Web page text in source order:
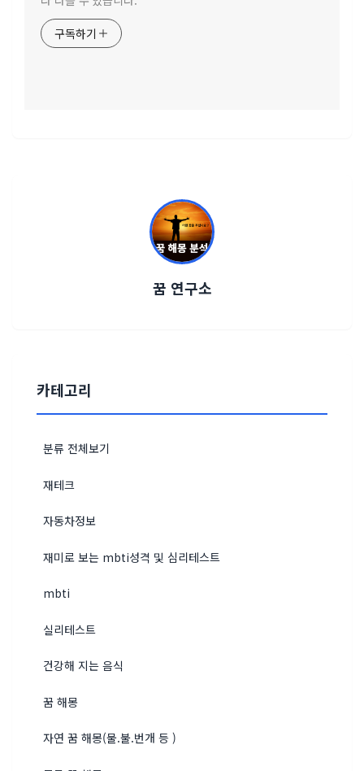
구독하기
꿈 연구소
카테고리
분류 전체보기
재테크
자동차정보
재미로 보는 mbti성격 및 심리테스트
mbti
실리테스트
건강해 지는 음식
꿈 해몽
자연 꿈 해몽(물.불.번개 등 )